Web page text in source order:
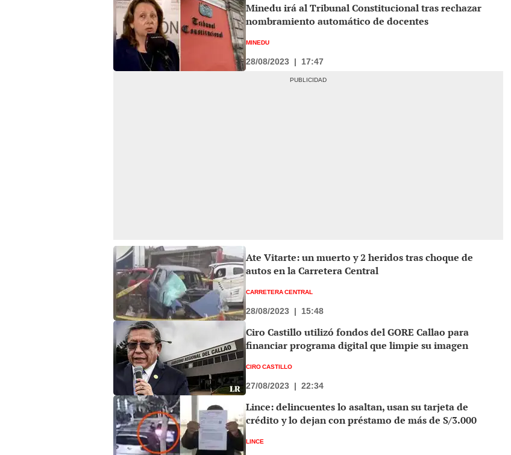
Minedu irá al Tribunal Constitucional tras rechazar
nombramiento automático de docentes
MINEDU
28/08/2023 | 17:47
Ate Vitarte: un muerto y 2 heridos tras choque de
autos en la Carretera Central
CARRETERA CENTRAL
28/08/2023 | 15:48
Ciro Castillo utilizó fondos del GORE Callao para
financiar programa digital que limpie su imagen
CIRO CASTILLO
27/08/2023 | 22:34
Lince: delincuentes lo asaltan, usan su tarjeta de
crédito y lo dejan con préstamo de más de S/3.000
LINCE